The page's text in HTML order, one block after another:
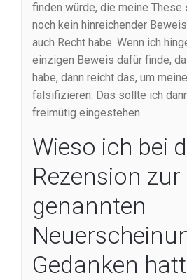
finden würde, die meine These
noch kein hinreichender
auch Recht habe. Wenn ich
einzigen Beweis dafür finde,
habe, dann reicht das, um
falsifizieren. Das sollte ich
freimütig eingestehen.
Wieso ich bei
Rezension zur
genannten
Gedanken